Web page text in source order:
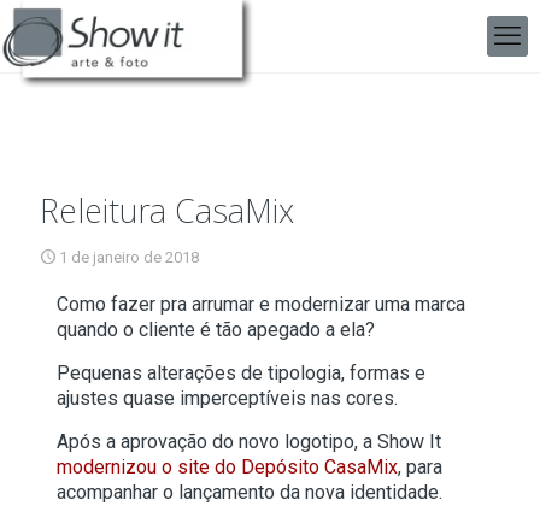
Releitura CasaMix
1 de janeiro de 2018
Como fazer pra arrumar e modernizar uma marca
quando o cliente é tão apegado a ela?
Pequenas alterações de tipologia, formas e
ajustes quase imperceptíveis nas cores.
Após a aprovação do novo logotipo, a Show It
modernizou o site do Depósito CasaMix, para
acompanhar o lançamento da nova identidade.